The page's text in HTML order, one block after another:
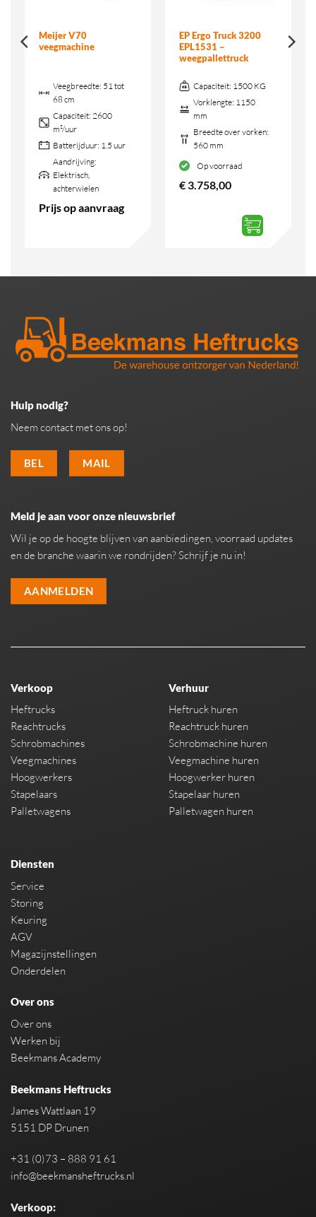
Meijer V70
veegmachine
Veegbreedte: 51 tot
68 cm
Capaciteit: 2600
m²/uur
Batterijduur: 1.5 uur
Aandrijving:
Elektrisch,
achterwielen
Prijs op aanvraag
EP Ergo Truck 3200
EPL1531 –
weegpallettruck
Capaciteit: 1500 KG
Vorklengte: 1150
mm
Breedte over vorken:
560 mm
Op voorraad
€3.758,00
Hulp nodig?
Neem contact met ons op!
BEL MAIL
Meld je aan voor onze nieuwsbrief
Wil je op de hoogte blijven van aanbiedingen, voorraad updates
en de branche waarin we rondrijden? Schrijf je nu in!
AANMELDEN
Verkoop
Heftrucks
Reachtrucks
Schrobmachines
Veegmachines
Hoogwerkers
Stapelaars
Palletwagens
Verhuur
Heftruck huren
Reachtruck huren
Schrobmachine huren
Veegmachine huren
Hoogwerker huren
Stapelaar huren
Palletwagen huren
Diensten
Service
Storing
Keuring
AGV
Magazijnstellingen
Onderdelen
Over ons
Over ons
Werken bij
Beekmans Academy
Beekmans Heftrucks
James Wattlaan 19
5151 DP Drunen
+31 (0)73 – 888 91 61
info@beekmansheftrucks.nl
Verkoop: